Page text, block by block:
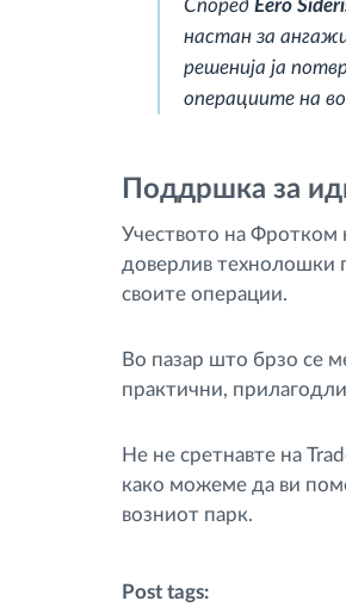
Според Eero
настан за
решенија ја
операциите на
Поддршка за
Учеството на Фротком
доверлив технолошки
своите операции.
Во пазар што брзо се
практични,
Не не сретнавте на
како можеме да ви
возниот парк.
Post tags: